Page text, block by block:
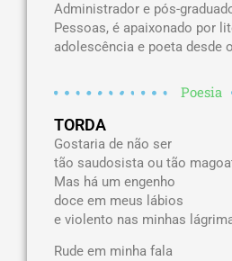
Administrador e pós-
Pessoas, é apaixonado por
adolescência e poeta desde
Poesia
TORDA
Gostaria de não ser
tão saudosista ou tão
Mas há um engenho
doce em meus lábios
e violento nas minhas
Rude em minha fala